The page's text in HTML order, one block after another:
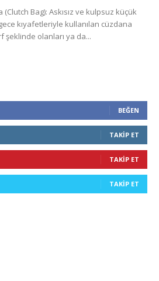
(Clutch Bag): Askısız ve kulpsuz küçük
kıyafetleriyle kullanılan cüzdana
şeklinde olanları ya da...
BEĞEN
TAKIP ET
TAKIP ET
TAKIP ET